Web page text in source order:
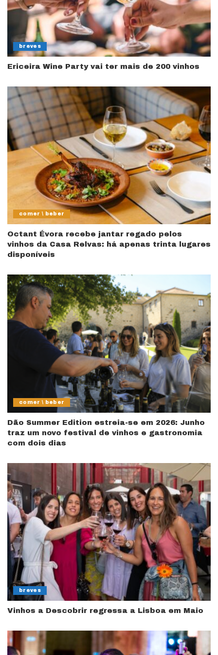
breves
Ericeira Wine Party vai ter mais de 200 vinhos
comer \ beber
Octant Évora recebe jantar regado pelos
vinhos da Casa Relvas: há apenas trinta lugares
disponíveis
comer \ beber
Dão Summer Edition estreia-se em 2026: Junho
traz um novo festival de vinhos e gastronomia
com dois dias
breves
Vinhos a Descobrir regressa a Lisboa em Maio